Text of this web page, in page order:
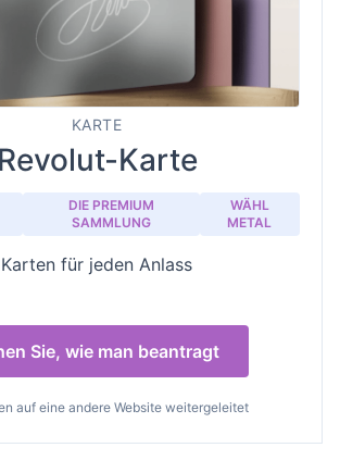
KARTE
Revolut-Karte
DIE PREMIUM
SAMMLUNG
WÄHL
METAL
Karten für jeden Anlass
Sie, wie man beantragt
auf eine andere Website weitergeleitet